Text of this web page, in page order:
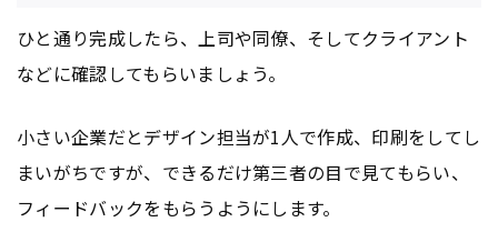
ひと通り完成したら、上司や同僚、そしてクライアント
などに確認してもらいましょう。
小さい企業だとデザイン担当が1人で作成、印刷をしてし
まいがちですが、できるだけ第三者の目で見てもらい、
フィードバックをもらうようにします。